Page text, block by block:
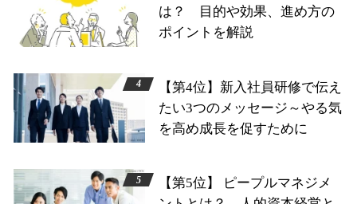
は？ 目的や効果、進め方の
ポイントを解説
【第4位】新入社員研修で伝え
たい3つのメッセージ～やる気
を高め成長を促すために
【第5位】 ピープルマネジメ